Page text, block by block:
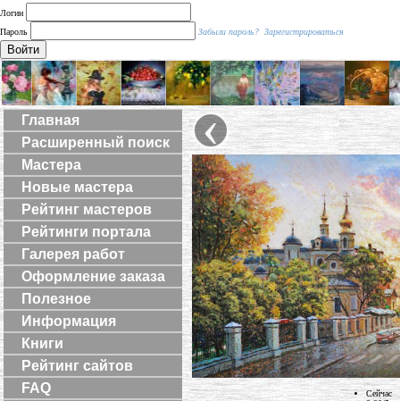
Логин
Пароль
Забыли пароль? Зарегистрироваться
Войти
Главная
Расширенный поиск
Мастера
Новые мастера
Рейтинг мастеров
Рейтинги портала
Галерея работ
Оформление заказа
Полезное
Информация
Книги
Рейтинг сайтов
FAQ
‹
Сейчас